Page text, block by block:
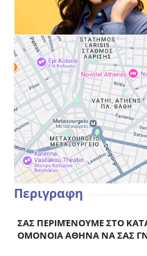
Περιγραφη
ΣΑΣ ΠΕΡΙΜΈΝΟΥΜΕ ΣΤΟ
ΟΜΟΝΟΙΑ ΑΘΗΝΑ ΝΑ ΣΑΣ